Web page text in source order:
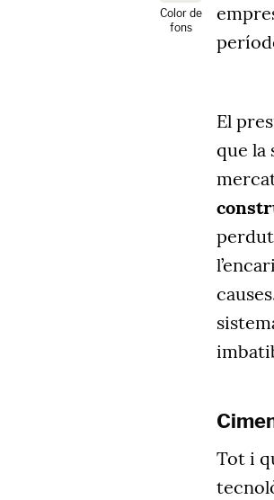
Color de
fons
El
que la
Tot i